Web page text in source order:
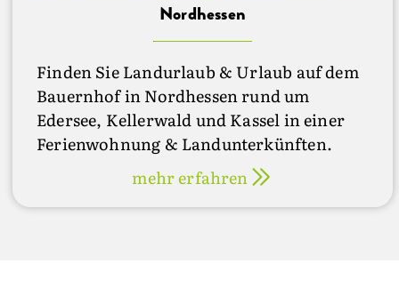
Nordhessen
Finden Sie Landurlaub & Urlaub auf dem
Bauernhof in Nordhessen rund um
Edersee, Kellerwald und Kassel in einer
Ferienwohnung & Landunterkünften.
mehr erfahren